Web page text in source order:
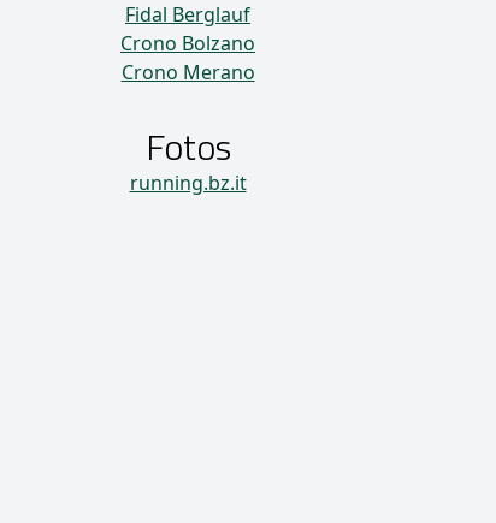
Fidal Berglauf
Crono Bolzano
Crono Merano
Fotos
running.bz.it